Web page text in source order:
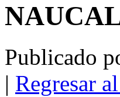
Publicado
| Regresar